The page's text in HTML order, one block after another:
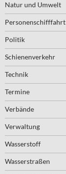
Natur und Umwelt
Personenschifffahrt
Politik
Schienenverkehr
Technik
Termine
Verbände
Verwaltung
Wasserstoff
Wasserstraßen